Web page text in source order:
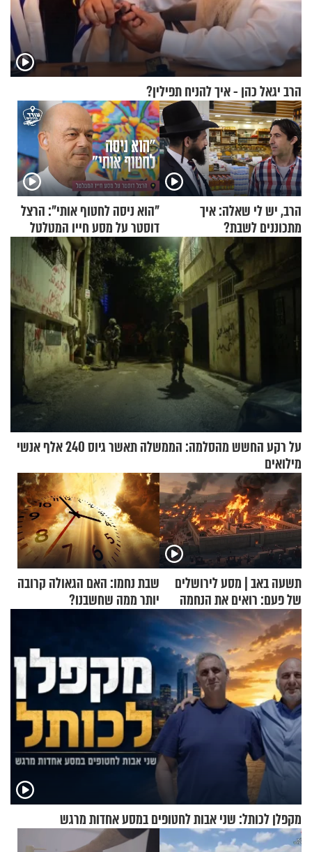
הרב יגאל כהן - איך להניח תפילין?
הרב, יש לי שאלה: איך
מתכוננים לשבת?
"הוא ניסה לחטוף אותי": הרצל
דוסטר על מסע חייו המטלטל
על רקע החשש מהסלמה: הממשלה תאשר גיוס 240 אלף אנשי
מילואים
תשעה באב | מסע לירושלים
של פעם: רואים את הנחמה
שבת נחמו: האם הגאולה קרובה
יותר ממה שחשבנו?
מקפלן לכותל: שני אבות לחטופים במסע אחדות מרגש